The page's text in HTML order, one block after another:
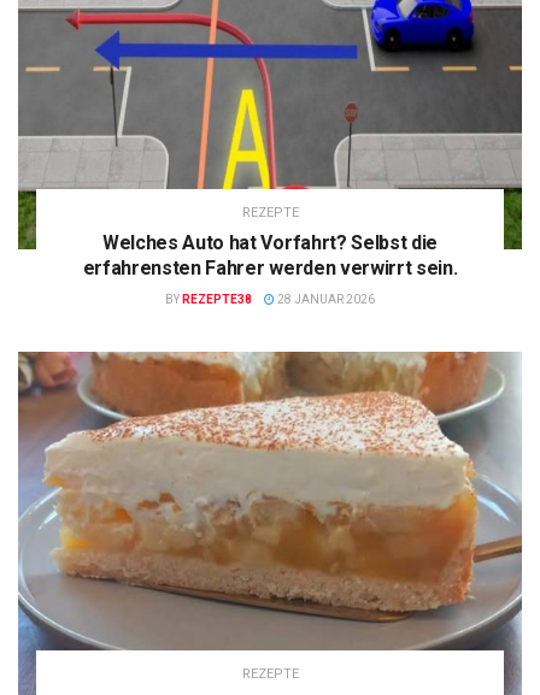
REZEPTE
Welches Auto hat Vorfahrt? Selbst die
erfahrensten Fahrer werden verwirrt sein.
BY REZEPTE38 28 JANUAR 2026
REZEPTE